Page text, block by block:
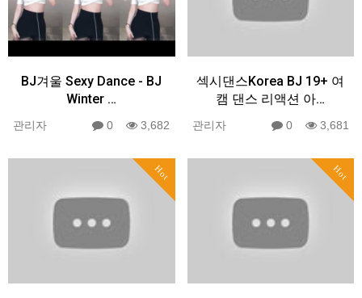
BJ겨울 Sexy Dance - BJ
Winter …
관리자 0 3,682
섹시댄스Korea BJ 19+ 여
캠 댄스 리액션 아…
관리자 0 3,681
Hot Hot